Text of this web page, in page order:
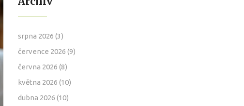
srpna 2026 (3)
července 2026 (9)
června 2026 (8)
května 2026 (10)
dubna 2026 (10)